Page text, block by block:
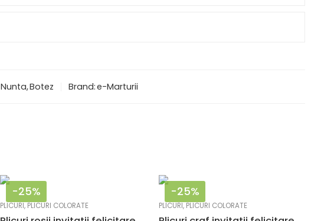
Nunta,Botez Brand:e-Marturii
-25%
PLICURI, PLICURI COLORATE
-25%
PLICURI, PLICURI COLORATE